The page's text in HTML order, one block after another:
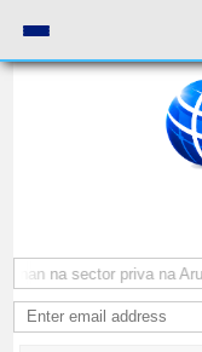
na sector priva na